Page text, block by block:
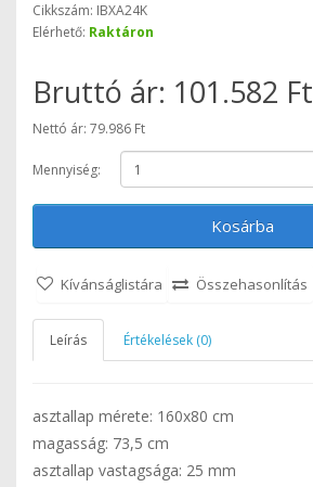
Cikkszám: IBXA24K
Elérhető: Raktáron
Bruttó ár: 101.582 Ft
Nettó ár: 79.986 Ft
Mennyiség:
Kosárba
Kívánságlistára Összehasonlítás
Leírás Értékelések (0)
asztallap mérete: 160x80 cm
magasság: 73,5 cm
asztallap vastagsága: 25 mm